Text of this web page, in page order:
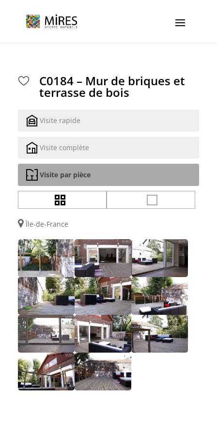
C0184 – Mur de briques et
terrasse de bois
Visite rapide
Visite complète
Visite par pièce
Île-de-France